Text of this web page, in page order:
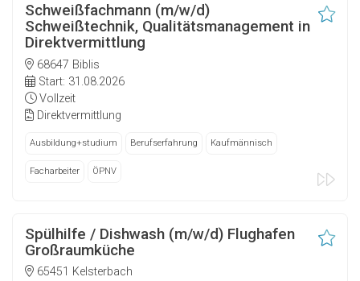
Schweißfachmann (m/w/d)
Schweißtechnik, Qualitätsmanagement in
Direktvermittlung
68647 Biblis
Start: 31.08.2026
Vollzeit
Direktvermittlung
Ausbildung+studium Berufserfahrung Kaufmännisch
Facharbeiter ÖPNV
Spülhilfe / Dishwash (m/w/d) Flughafen
Großraumküche
65451 Kelsterbach